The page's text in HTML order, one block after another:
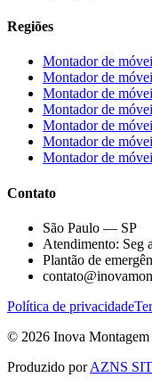
Regiões
Montador de
Montador de
Montador de
Montador de
Montador de
Montador de
Montador de
Contato
São Paulo — SP
Atendimento: Seg
Plantão de
Política de privacidade
© 2026 Inova
Produzido porAZNS